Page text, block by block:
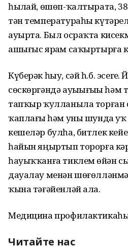
һыҙлай, өшөп-ҡалтырата,
тән температураһы
ауырта. Был осраҡта
ашығыс ярҙам саҡыртырға
Күберәк һыу, сәй һ.б. эсегеҙ.
сөскөргәндә ауыҙығыҙҙы һәм
тапҡыр ҡулланыла торған
ҡаплағыҙ һәм уны шунда уҡ
кешеләр булһа, битлек
һайын яңыртып торорға
һауыҡҡанға тиклем өйҙән
дауалау менән
ҡына тәғәйенләй ала.
Медицина
Читайте нас